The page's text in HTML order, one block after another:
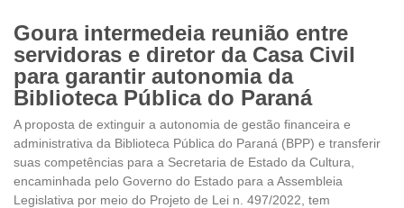
Goura intermedeia reunião entre
servidoras e diretor da Casa Civil
para garantir autonomia da
Biblioteca Pública do Paraná
A proposta de extinguir a autonomia de gestão financeira e
administrativa da Biblioteca Pública do Paraná (BPP) e transferir
suas competências para a Secretaria de Estado da Cultura,
encaminhada pelo Governo do Estado para a Assembleia
Legislativa por meio do Projeto de Lei n. 497/2022, tem